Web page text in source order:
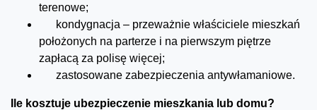
terenowe;
kondygnacja – przeważnie właściciele mieszkań
położonych na parterze i na pierwszym piętrze
zapłacą za polisę więcej;
zastosowane zabezpieczenia antywłamaniowe.
Ile kosztuje ubezpieczenie mieszkania lub domu?